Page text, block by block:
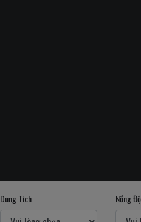
Dung Tích Nồng Độ